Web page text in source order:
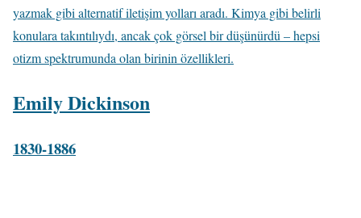
yazmak gibi alternatif iletişim yolları aradı. Kimya gibi belirli
konulara takıntılıydı, ancak çok görsel bir düşünürdü – hepsi
otizm spektrumunda olan birinin özellikleri.
Emily Dickinson
1830-1886